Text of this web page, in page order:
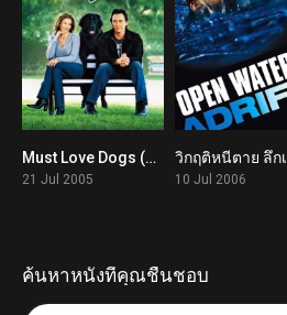
5.9
Must Love Dogs (2005)
21 Jul 2005 10 Jul 2006
ค้นหาหนังที่คุณชื่นชอบ